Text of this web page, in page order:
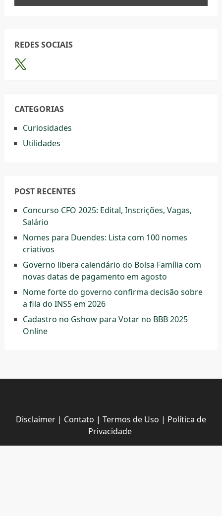
REDES SOCIAIS
CATEGORIAS
Curiosidades
Utilidades
POST RECENTES
Concurso CFO 2025: Edital, Inscrições, Vagas,
Salário
Nomes para Duendes: Lista com 100 nomes
criativos
Governo libera calendário do Bolsa Família com
novas datas de pagamento em agosto
Nome forte do governo confirma decisão sobre
a fila do INSS em 2026
Cadastro no Gshow para Votar no BBB 2025
Online
Disclaimer| Contato | Termos de Uso | Política de
Privacidade